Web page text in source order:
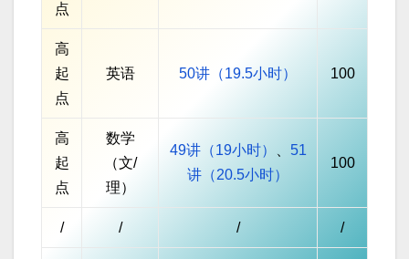
点
高
起
点
英语 50讲（19.5小时） 100
高
起
点
数学
（文/
理）
49讲（19小时） 、 51
讲（20.5小时）
100
/ / / /